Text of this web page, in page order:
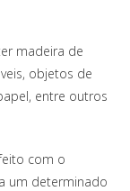
madeira de
objetos de
entre outros
com o
um determinado